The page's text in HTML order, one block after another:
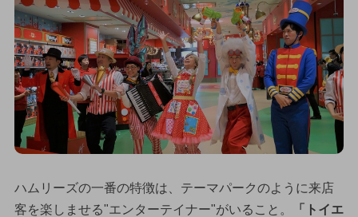
ハムリーズの一番の特徴は、テーマパークのように来店
客を楽しませる"エンターテイナー"がいること。
「トイエ